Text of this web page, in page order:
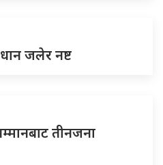
जलेर नष्ट
तीनजना